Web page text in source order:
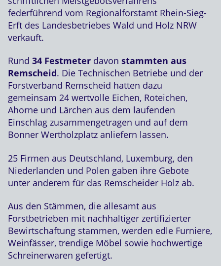
federführend vom Regionalforstamt Rhein-Sieg-
Erft des Landesbetriebes Wald und Holz NRW
verkauft.
Rund 34 Festmeter davon stammten aus
Remscheid. Die Technischen Betriebe und der
Forstverband Remscheid hatten dazu
gemeinsam 24 wertvolle Eichen, Roteichen,
Ahorne und Lärchen aus dem laufenden
Einschlag zusammengetragen und auf dem
Bonner Wertholzplatz anliefern lassen.
25 Firmen aus Deutschland, Luxemburg, den
Niederlanden und Polen gaben ihre Gebote
unter anderem für das Remscheider Holz ab.
Aus den Stämmen, die allesamt aus
Forstbetrieben mit nachhaltiger zertifizierter
Bewirtschaftung stammen, werden edle Furniere,
Weinfässer, trendige Möbel sowie hochwertige
Schreinerwaren gefertigt.